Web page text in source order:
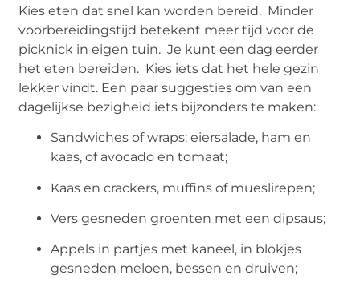
Kies eten dat snel kan worden bereid. Minder
voorbereidingstijd betekent meer tijd voor de
picknick in eigen tuin. Je kunt een dag eerder
het eten bereiden. Kies iets dat het hele gezin
lekker vindt. Een paar suggesties om van een
dagelijkse bezigheid iets bijzonders te maken:
Sandwiches of wraps: eiersalade, ham en
kaas, of avocado en tomaat;
Kaas en crackers, muffins of mueslirepen;
Vers gesneden groenten met een dipsaus;
Appels in partjes met kaneel, in blokjes
gesneden meloen, bessen en druiven;